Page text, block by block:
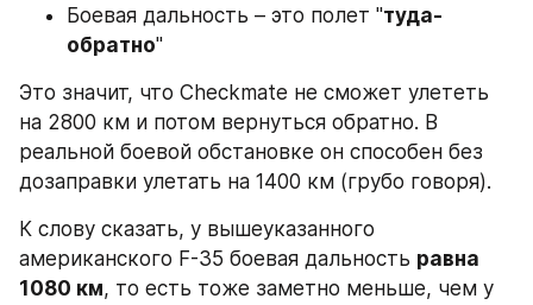
Боевая дальность – это полет "туда-
обратно"
Это значит, что Checkmate не сможет улететь
на 2800 км и потом вернуться обратно. В
реальной боевой обстановке он способен без
дозаправки улетать на 1400 км (грубо говоря).
К слову сказать, у вышеуказанного
американского F-35 боевая дальность равна
1080 км, то есть тоже заметно меньше, чем у